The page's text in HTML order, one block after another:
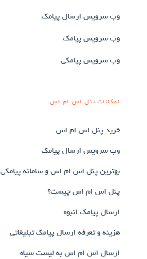
وب سرویس ارسال پیامک
وب سرویس پیامک
وب سرویس پیامکی
امکانات پنل اس ام اس
خرید پنل اس ام اس
وب سرویس ارسال پیامک
بهترین پنل اس ام اس و سامانه پیامکی
پنل اس ام اس چیست؟
ارسال پیامک انبوه
هزینه و تعرفه ارسال پیامک تبلیغاتی
ارسال اس ام اس به لیست سیاه